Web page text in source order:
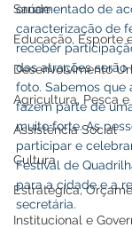
Saúde
Educação, Esporte
Desenvolvimento
Agricultura, Pesca
Assistência Social
Cultura
Estratégica,
Institucional e
ornamentado de
caracterização de
receber
das atrações serão
foto. Sabemos que
fazem parte de
muito forte. As
participar e
Festival de
para a cidade e a
secretária.